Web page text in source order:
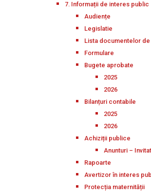
7. Informații de interes public
Audiențe
Legislatie
Lista documentelor
Formulare
Bugete aprobate
2025
2026
Bilanțuri contabile
2025
2026
Achiziții publice
Anunturi –
Rapoarte
Avertizor în interes
Protecția maternității